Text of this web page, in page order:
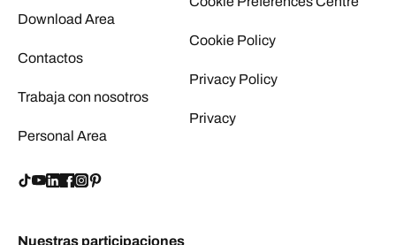
Download Area
Contactos
Trabaja con nosotros
Personal Area
Cookie Policy
Privacy Policy
Privacy
Nuestras participaciones